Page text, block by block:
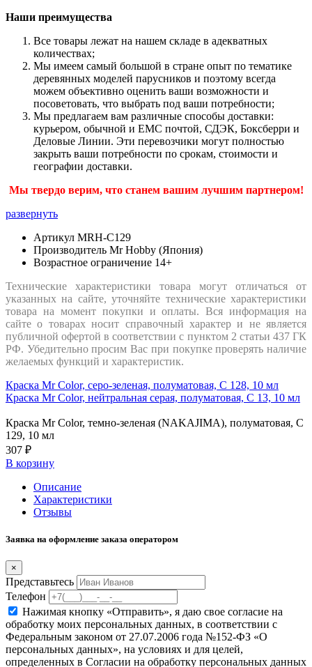
Наши преимущества
Все товары лежат на нашем складе в адекватных
количествах;
Мы имеем самый большой в стране опыт по тематике
деревянных моделей парусников и поэтому всегда
можем объективно оценить ваши возможности и
посоветовать, что выбрать под ваши потребности;
Мы предлагаем вам различные способы доставки:
курьером, обычной и ЕМС почтой, СДЭК, Боксберри и
Деловые Линии. Эти перевозчики могут полностью
закрыть ваши потребности по срокам, стоимости и
географии доставки.
Мы твердо верим, что станем вашим лучшим партнером!
развернуть
Артикул MRH-C129
Производитель Mr Hobby (Япония)
Возрастное ограничение 14+
Технические характеристики товара могут отличаться от
указанных на сайте, уточняйте технические характеристики
товара на момент покупки и оплаты. Вся информация на
сайте о товарах носит справочный характер и не является
публичной офертой в соответствии с пунктом 2 статьи 437 ГК
РФ. Убедительно просим Вас при покупке проверять наличие
желаемых функций и характеристик.
Краска Mr Color, серо-зеленая, полуматовая, C 128, 10 мл
Краска Mr Color, нейтральная серая, полуматовая, C 13, 10 мл
Краска Mr Color, темно-зеленая (NAKAJIMA), полуматовая, C
129, 10 мл
307 ₽
В корзину
Описание
Характеристики
Отзывы
Заявка на оформление заказа оператором
×
Представьтесь
Телефон
Нажимая кнопку «Отправить», я даю свое согласие на
обработку моих персональных данных, в соответствии с
Федеральным законом от 27.07.2006 года №152-ФЗ «О
персональных данных», на условиях и для целей,
определенных в Согласии на обработку персональных данных